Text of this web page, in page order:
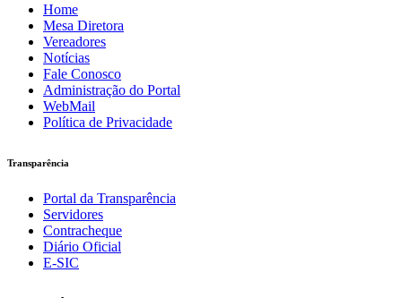
Home
Mesa Diretora
Vereadores
Notícias
Fale Conosco
Administração do Portal
WebMail
Política de Privacidade
Transparência
Portal da Transparência
Servidores
Contracheque
Diário Oficial
E-SIC